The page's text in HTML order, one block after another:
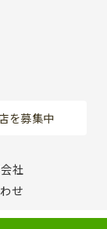
を募集中
社
せ